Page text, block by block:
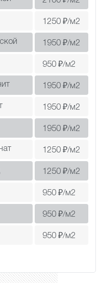
1250 ₽/м2
1950 ₽/м2
950 ₽/м2
1950 ₽/м2
1950 ₽/м2
1950 ₽/м2
1250 ₽/м2
1250 ₽/м2
950 ₽/м2
950 ₽/м2
950 ₽/м2